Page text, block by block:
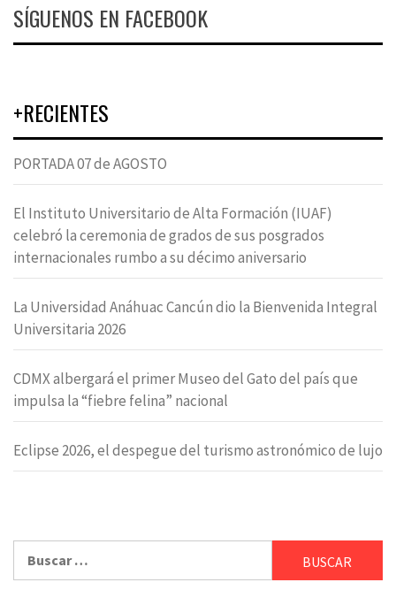
SÍGUENOS EN FACEBOOK
+RECIENTES
PORTADA 07 de AGOSTO
El Instituto Universitario de Alta Formación (IUAF)
celebró la ceremonia de grados de sus posgrados
internacionales rumbo a su décimo aniversario
La Universidad Anáhuac Cancún dio la Bienvenida Integral
Universitaria 2026
CDMX albergará el primer Museo del Gato del país que
impulsa la “fiebre felina” nacional
Eclipse 2026, el despegue del turismo astronómico de lujo